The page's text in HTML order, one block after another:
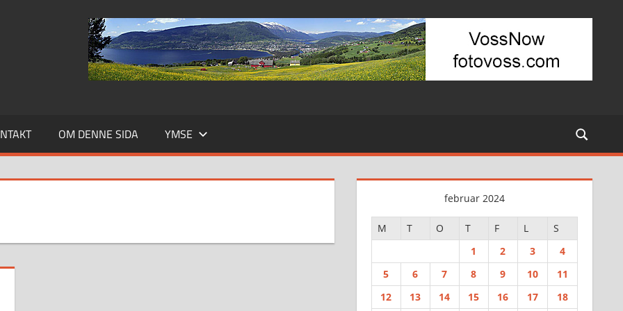
OM DENNE SIDA YMSE
februar 2024
M T O T F L
S
1
2 3
4
5
6 7 8 9 10
11
12
13 14 15 16 17
18